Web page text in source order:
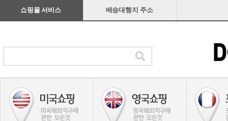
쇼핑몰 서비스 배송대행지 주소